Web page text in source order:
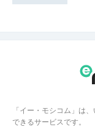
「イー・モシコム」は
できるサービスです。